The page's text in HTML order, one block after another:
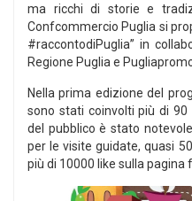
ma ricchi di storie e
Confcommercio Puglia si
#raccontodiPuglia” in
Regione Puglia e
Nella prima edizione del
sono stati coinvolti più di 90
del pubblico è stato
per le visite guidate, quasi
più di 10000 like sulla pagina